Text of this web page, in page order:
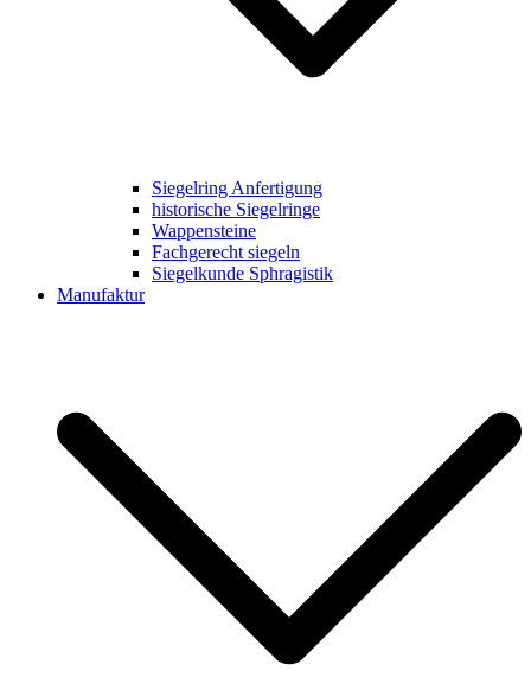
Siegelring Anfertigung
historische Siegelringe
Wappensteine
Fachgerecht siegeln
Siegelkunde Sphragistik
Manufaktur